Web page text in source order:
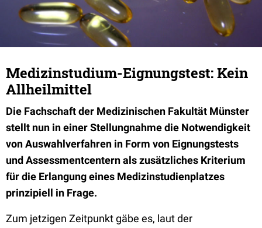
Medizinstudium-Eignungstest: Kein
Allheilmittel
Die Fachschaft der Medizinischen Fakultät Münster
stellt nun in einer Stellungnahme die Notwendigkeit
von Auswahlverfahren in Form von Eignungstests
und Assessmentcentern als zusätzliches Kriterium
für die Erlangung eines Medizinstudienplatzes
prinzipiell in Frage.
Zum jetzigen Zeitpunkt gäbe es, laut der